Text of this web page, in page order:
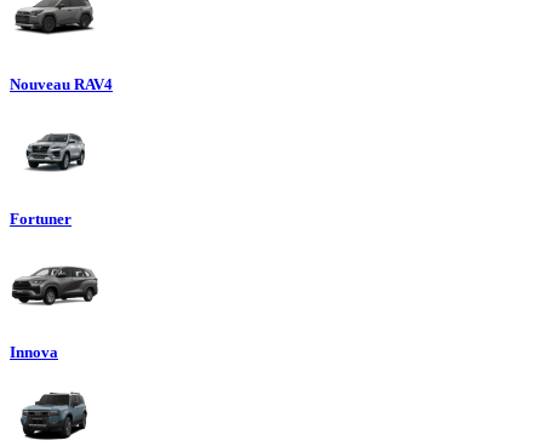
Nouveau RAV4
Fortuner
Innova